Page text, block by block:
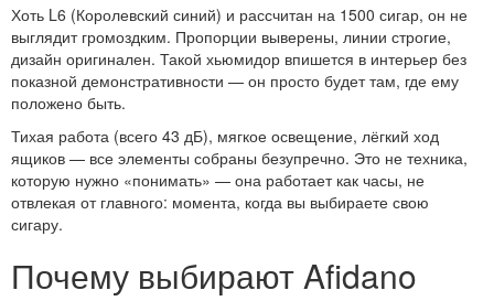
Хоть L6 (Королевский синий) и рассчитан на 1500 сигар, он не
выглядит громоздким. Пропорции выверены, линии строгие,
дизайн оригинален. Такой хьюмидор впишется в интерьер без
показной демонстративности — он просто будет там, где ему
положено быть.
Тихая работа (всего 43 дБ), мягкое освещение, лёгкий ход
ящиков — все элементы собраны безупречно. Это не техника,
которую нужно «понимать» — она работает как часы, не
отвлекая от главного: момента, когда вы выбираете свою
сигару.
Почему выбирают Afidano